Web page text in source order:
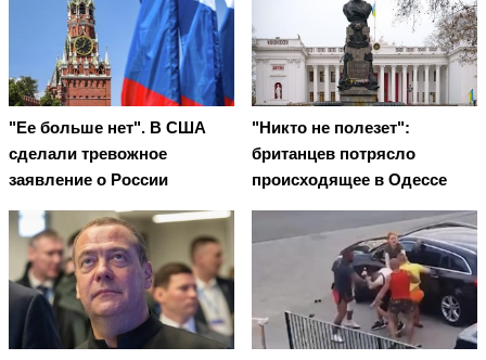
"Ее больше нет". В США
сделали тревожное
заявление о России
"Никто не полезет":
британцев потрясло
происходящее в Одессе